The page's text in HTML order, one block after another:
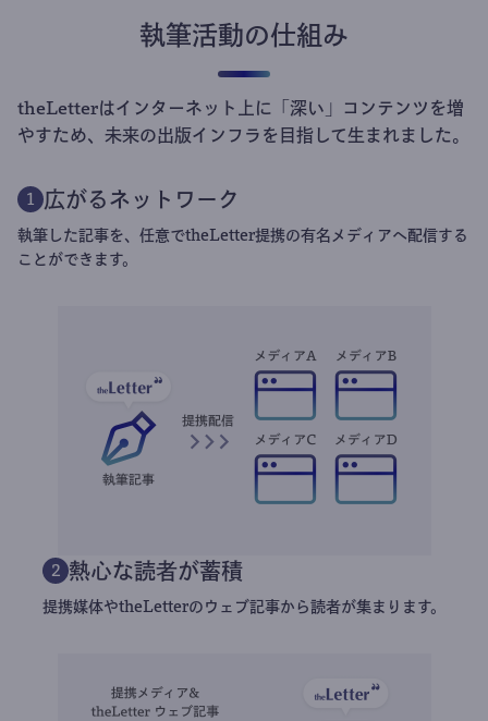
執筆活動の仕組み
theLetterはインターネット上に「深い」コンテンツを増
やすため、未来の出版インフラを目指して生まれました。
1 広がるネットワーク
執筆した記事を、任意でtheLetter提携の有名メディアへ配信する
ことができます。
2 熱心な読者が蓄積
提携媒体やtheLetterのウェブ記事から読者が集まります。